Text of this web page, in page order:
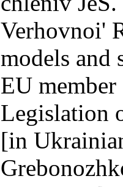
Verhovnoi'
models and
EU
Legislation
[in